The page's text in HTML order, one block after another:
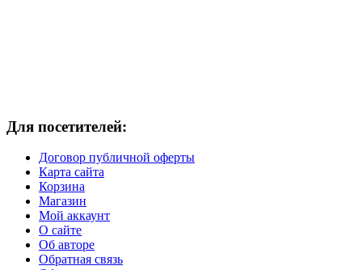
Для посетителей:
Договор публичной оферты
Карта сайта
Корзина
Магазин
Мой аккаунт
О сайте
Об авторе
Обратная связь